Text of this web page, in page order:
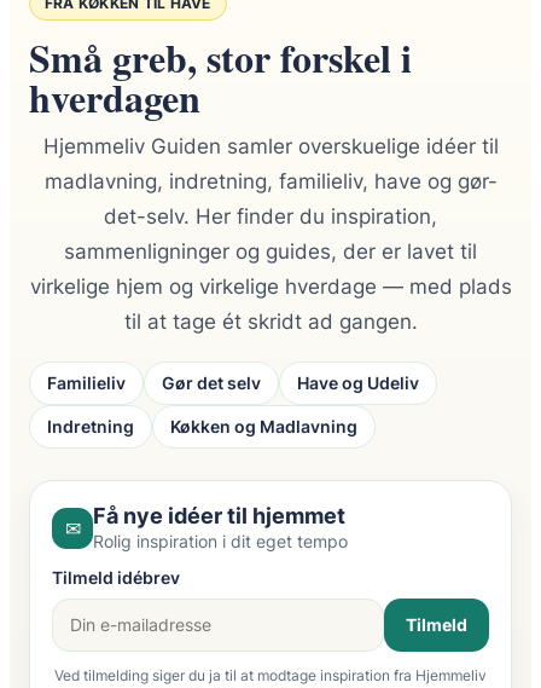
Små greb, stor forskel i
hverdagen
Hjemmeliv Guiden samler overskuelige idéer til
madlavning, indretning, familieliv, have og gør-
det-selv. Her finder du inspiration,
sammenligninger og guides, der er lavet til
virkelige hjem og virkelige hverdage — med plads
til at tage ét skridt ad gangen.
Familieliv Gør det selv Have og Udeliv
Indretning Køkken og Madlavning
✉ Få nye idéer til hjemmet
Rolig inspiration i dit eget tempo
Tilmeld idébrev
Tilmeld
Ved tilmelding siger du ja til at modtage inspiration fra Hjemmeliv